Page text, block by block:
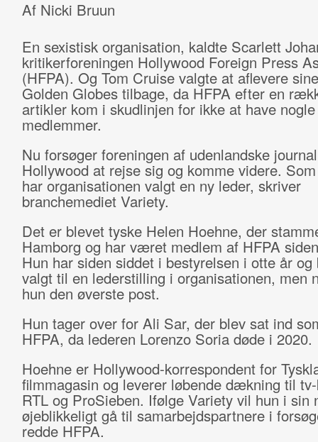
Af Nicki Bruun
En sexistisk organisation, kaldte Scarlett
kritikerforeningen Hollywood Foreign Press
(HFPA). Og Tom Cruise valgte at aflevere
Golden Globes tilbage, da HFPA efter en
artikler kom i skudlinjen for ikke at have
medlemmer.
Nu forsøger foreningen af udenlandske
Hollywood at rejse sig og komme videre.
har organisationen valgt en ny leder, skriver
branchemediet Variety.
Det er blevet tyske Helen Hoehne, der
Hamborg og har været medlem af HFPA
Hun har siden siddet i bestyrelsen i otte år og
valgt til en lederstilling i organisationen, men
hun den øverste post.
Hun tager over for Ali Sar, der blev sat ind
HFPA, da lederen Lorenzo Soria døde i 2020.
Hoehne er Hollywood-korrespondent for
filmmagasin og leverer løbende dækning til
RTL og ProSieben. Ifølge Variety vil hun i sin
øjeblikkeligt gå til samarbejdspartnere i
redde HFPA.